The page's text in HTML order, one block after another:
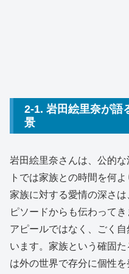
2-1. 岩田絵里奈が語
景
岩田絵里奈さんは、公的
トでは家族との時間を何
家族に対する愛情の深さ
ピソードからも伝わって
アピールではなく、ごく
います。家族という確固
は外の世界で存分に個性